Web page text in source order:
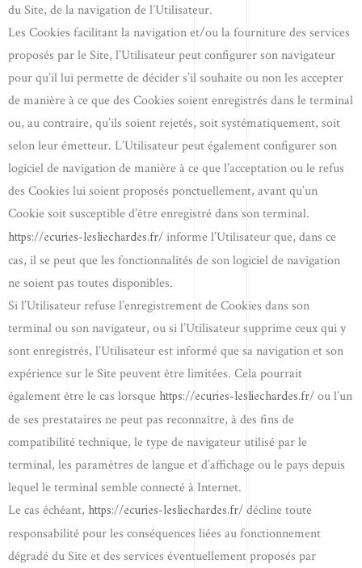
du Site, de la navigation de l’Utilisateur.
Les Cookies facilitant la navigation et/ou la fourniture des services
proposés par le Site, l’Utilisateur peut configurer son navigateur
pour qu’il lui permette de décider s’il souhaite ou non les accepter
de manière à ce que des Cookies soient enregistrés dans le terminal
ou, au contraire, qu’ils soient rejetés, soit systématiquement, soit
selon leur émetteur. L’Utilisateur peut également configurer son
logiciel de navigation de manière à ce que l’acceptation ou le refus
des Cookies lui soient proposés ponctuellement, avant qu’un
Cookie soit susceptible d’être enregistré dans son terminal.
https://ecuries-lesliechardes.fr/informe l’Utilisateur que, dans ce
cas, il se peut que les fonctionnalités de son logiciel de navigation
ne soient pas toutes disponibles.
Si l’Utilisateur refuse l’enregistrement de Cookies dans son
terminal ou son navigateur, ou si l’Utilisateur supprime ceux qui y
sont enregistrés, l’Utilisateur est informé que sa navigation et son
expérience sur le Site peuvent être limitées. Cela pourrait
également être le cas lorsque https://ecuries-lesliechardes.fr/ou l’un
de ses prestataires ne peut pas reconnaître, à des fins de
compatibilité technique, le type de navigateur utilisé par le
terminal, les paramètres de langue et d’affichage ou le pays depuis
lequel le terminal semble connecté à Internet.
Le cas échéant, https://ecuries-lesliechardes.fr/décline toute
responsabilité pour les conséquences liées au fonctionnement
dégradé du Site et des services éventuellement proposés par